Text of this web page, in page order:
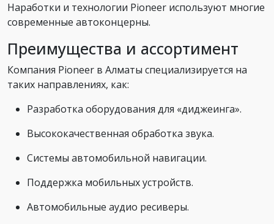
Наработки и технологии Pioneer используют многие
современные автоконцерны.
Преимущества и ассортимент
Компания Pioneer в Алматы специализируется на
таких направлениях, как:
Разработка оборудования для «диджеинга».
Высококачественная обработка звука.
Системы автомобильной навигации.
Поддержка мобильных устройств.
Автомобильные аудио ресиверы.